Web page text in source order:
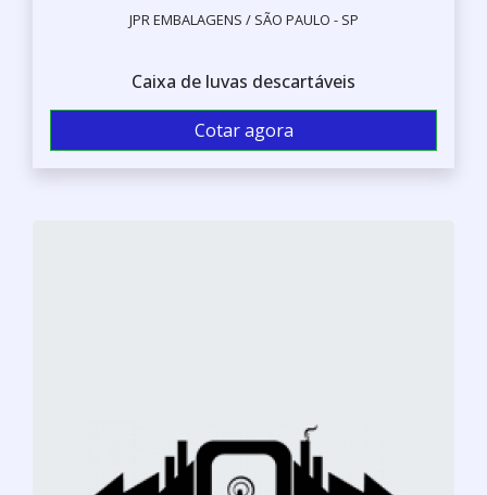
JPR EMBALAGENS / SÃO PAULO - SP
Caixa de luvas descartáveis
Cotar agora